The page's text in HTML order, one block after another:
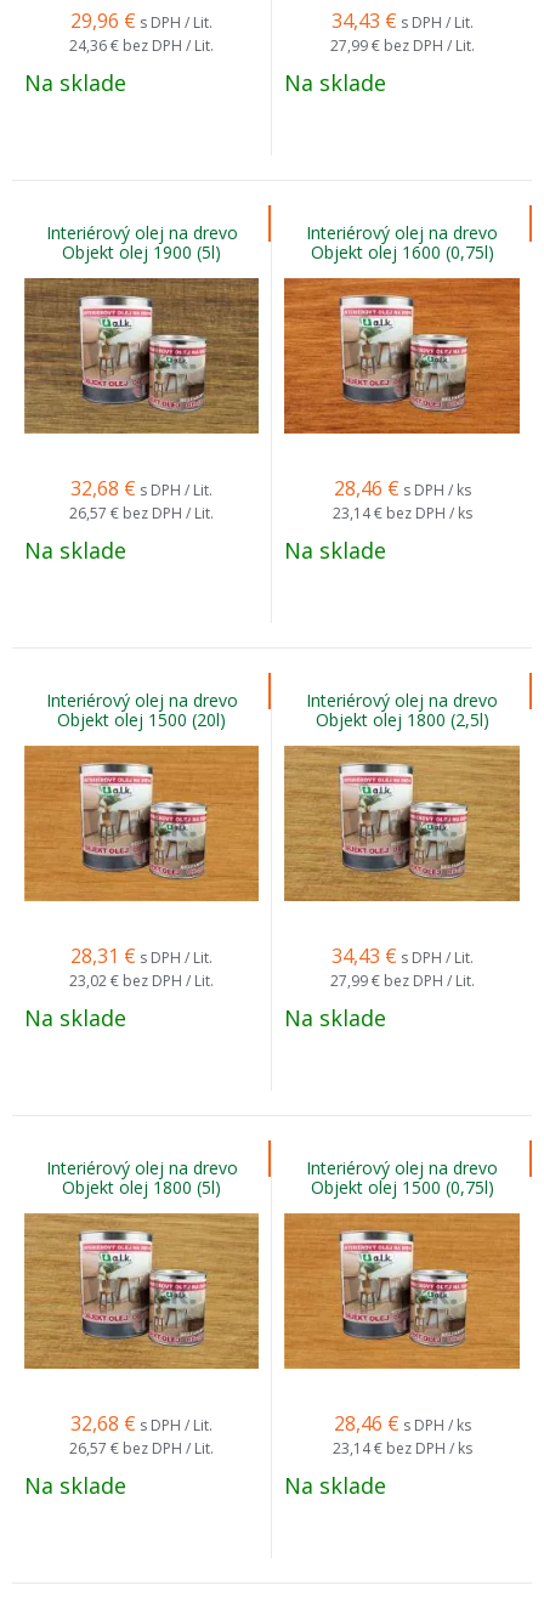
29,96 € s DPH / Lit.
24,36 € bez DPH / Lit.
Na sklade
34,43 € s DPH / Lit.
27,99 € bez DPH / Lit.
Na sklade
Interiérový olej na drevo
Objekt olej 1900 (5l)
32,68 € s DPH / Lit.
26,57 € bez DPH / Lit.
Na sklade
Interiérový olej na drevo
Objekt olej 1600 (0,75l)
28,46 € s DPH / ks
23,14 € bez DPH / ks
Na sklade
Interiérový olej na drevo
Objekt olej 1500 (20l)
28,31 € s DPH / Lit.
23,02 € bez DPH / Lit.
Na sklade
Interiérový olej na drevo
Objekt olej 1800 (2,5l)
34,43 € s DPH / Lit.
27,99 € bez DPH / Lit.
Na sklade
Interiérový olej na drevo
Objekt olej 1800 (5l)
32,68 € s DPH / Lit.
26,57 € bez DPH / Lit.
Na sklade
Interiérový olej na drevo
Objekt olej 1500 (0,75l)
28,46 € s DPH / ks
23,14 € bez DPH / ks
Na sklade